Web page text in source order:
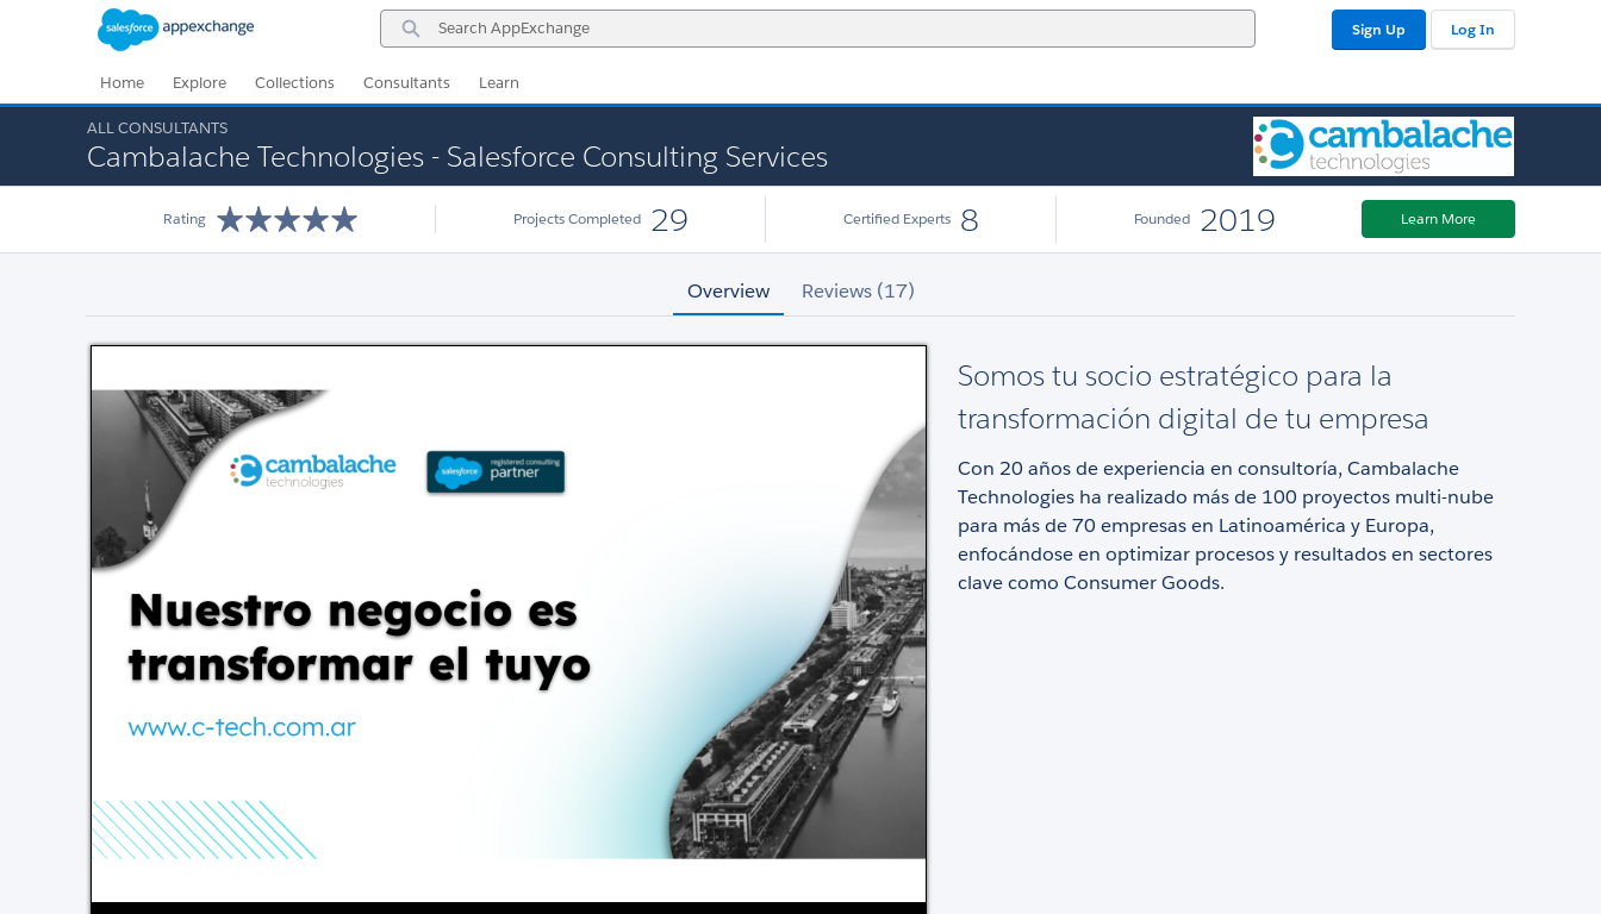
Search
AppExchange
Sign Up Log In
Home Explore Collections Consultants Learn
ALL CONSULTANTS
Cambalache Technologies - Salesforce Consulting Services
Rating Projects Completed 29 Certified Experts 8 Founded 2019 Learn More
Overview Reviews (17)
Somos tu socio estratégico para la
transformación digital de tu empresa
Con 20 años de experiencia en consultoría, Cambalache
Technologies ha realizado más de 100 proyectos multi-nube
para más de 70 empresas en Latinoamérica y Europa,
enfocándose en optimizar procesos y resultados en sectores
clave como Consumer Goods.